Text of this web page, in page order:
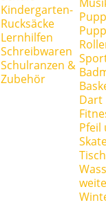
Kindergarten-
Rucksäcke
Lernhilfen
Schreibwaren
Schulranzen &
Zubehör
Dart
Pfeil